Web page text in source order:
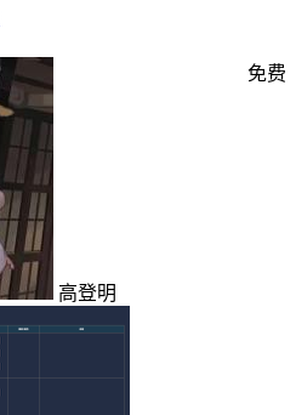
高登明
免费